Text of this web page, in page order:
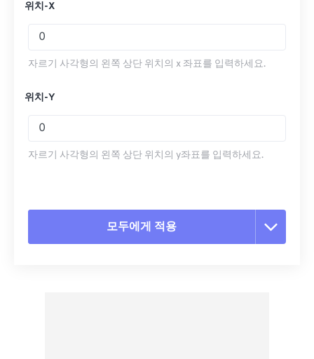
위치-X
자르기 사각형의 왼쪽 상단 위치의 x 좌표를 입력하세요.
위치-Y
자르기 사각형의 왼쪽 상단 위치의 y좌표를 입력하세요.
모두에게 적용